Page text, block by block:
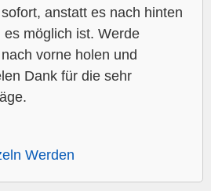
anstatt es nach hinten
möglich ist. Werde
vorne holen und
Dank für die sehr
Werden